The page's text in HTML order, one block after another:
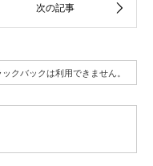
ックバックは利用できません。